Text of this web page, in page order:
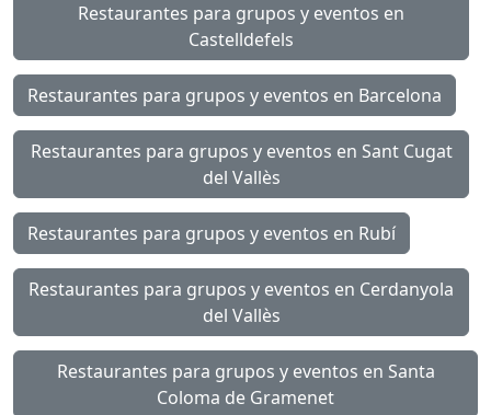
Restaurantes para grupos y eventos en
Castelldefels
Restaurantes para grupos y eventos en Barcelona
Restaurantes para grupos y eventos en Sant Cugat
del Vallès
Restaurantes para grupos y eventos en Rubí
Restaurantes para grupos y eventos en Cerdanyola
del Vallès
Restaurantes para grupos y eventos en Santa
Coloma de Gramenet